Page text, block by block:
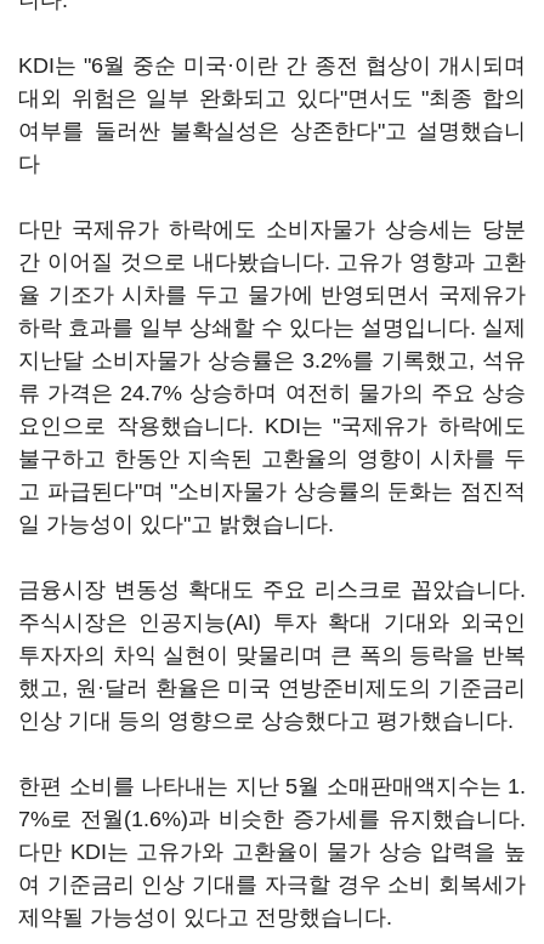
KDI는 "6월 중순 미국·이란 간 종전 협상이 개시되며
대외 위험은 일부 완화되고 있다"면서도 "최종 합의
여부를 둘러싼 불확실성은 상존한다"고 설명했습니
다
다만 국제유가 하락에도 소비자물가 상승세는 당분
간 이어질 것으로 내다봤습니다. 고유가 영향과 고환
율 기조가 시차를 두고 물가에 반영되면서 국제유가
하락 효과를 일부 상쇄할 수 있다는 설명입니다. 실제
지난달 소비자물가 상승률은 3.2%를 기록했고, 석유
류 가격은 24.7% 상승하며 여전히 물가의 주요 상승
요인으로 작용했습니다. KDI는 "국제유가 하락에도
불구하고 한동안 지속된 고환율의 영향이 시차를 두
고 파급된다"며 "소비자물가 상승률의 둔화는 점진적
일 가능성이 있다"고 밝혔습니다.
금융시장 변동성 확대도 주요 리스크로 꼽았습니다.
주식시장은 인공지능(AI) 투자 확대 기대와 외국인
투자자의 차익 실현이 맞물리며 큰 폭의 등락을 반복
했고, 원·달러 환율은 미국 연방준비제도의 기준금리
인상 기대 등의 영향으로 상승했다고 평가했습니다.
한편 소비를 나타내는 지난 5월 소매판매액지수는 1.
7%로 전월(1.6%)과 비슷한 증가세를 유지했습니다.
다만 KDI는 고유가와 고환율이 물가 상승 압력을 높
여 기준금리 인상 기대를 자극할 경우 소비 회복세가
제약될 가능성이 있다고 전망했습니다.